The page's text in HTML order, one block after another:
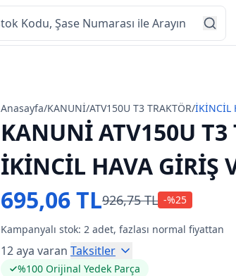
Anasayfa/KANUNİ/ATV150U T3 TRAKTÖR/İKİNCİL
KANUNİ ATV150U T3
İKİNCİL HAVA GİRİŞ
695,06 TL926,75 TL -%25
Kampanyalı stok: 2 adet, fazlası normal fiyattan
12 aya varan Taksitler
%100 Orijinal Yedek Parça